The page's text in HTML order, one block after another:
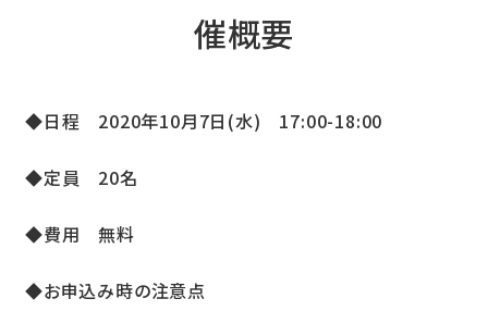
催概要
◆日程 2020年10月7日(水) 17:00-18:00
◆定員 20名
◆費用 無料
◆お申込み時の注意点